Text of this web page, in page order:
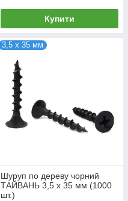
Купити
3,5 х 35 мм
Шуруп по дереву чорний
ТАЙВАНЬ 3,5 х 35 мм (1000
шт.)